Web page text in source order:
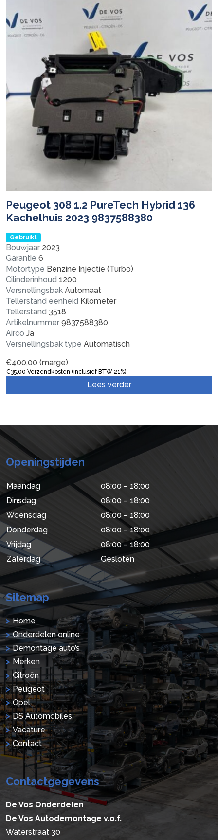
Peugeot 308 1.2 PureTech Hybrid 136
Kachelhuis 2023 9837588380
Gebruikt
Bouwjaar 2023
Garantie 6
Motortype Benzine Injectie (Turbo)
Cilinderinhoud 1200
Versnellingsbak Automaat
Tellerstand eenheid Kilometer
Tellerstand 3518
Artikelnummer 9837588380
Airco Ja
Versnellingsbak type Automatisch
€400,00 (marge)
€35,00 Verzendkosten (inclusief BTW 21%)
Lees verder
Openingstijden
Maandag
08:00 – 18:00
Dinsdag
08:00 – 18:00
Woensdag
08:00 – 18:00
Donderdag
08:00 – 18:00
Vrijdag
08:00 – 18:00
Zaterdag
Gesloten
Sitemap
Home
Onderdelen online
Demontage auto’s
Merken
Citroën
Peugeot
Opel
DS Automobiles
Vacature
Contact
Contactgegevens
De Vos Onderdelen
De Vos Autodemontage v.o.f.
Waterstraat 30